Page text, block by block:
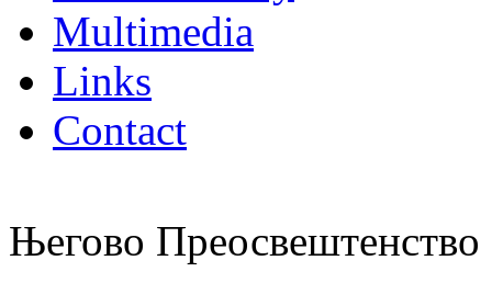
Multimedia
Links
Contact
Његово